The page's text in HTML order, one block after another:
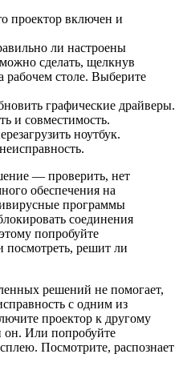
проектор включен и
ли настроены
сделать, щелкнув
столе. Выберите
графические драйверы.
и совместимость.
ноутбук.
— проверить, нет
обеспечения на
программы
соединения
попробуйте
посмотреть, решит ли
решений не помогает,
с одним из
проектор к другому
он. Или попробуйте
Посмотрите, распознает